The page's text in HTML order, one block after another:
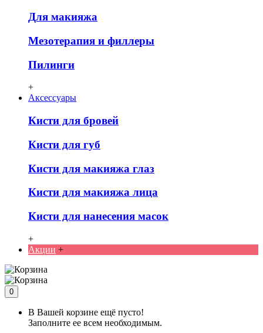
Для макияжа
Мезотерапия и филлеры
Пилинги
+
Аксессуары
Кисти для бровей
Кисти для губ
Кисти для макияжа глаз
Кисти для макияжа лица
Кисти для нанесения масок
+
Акции +
0
В Вашей корзине ещё пусто!
Заполните ее всем необходимым.